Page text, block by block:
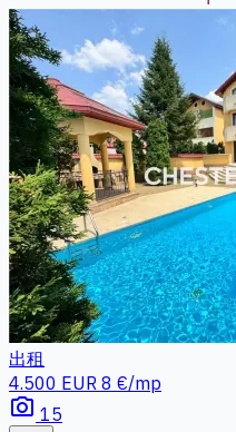
出租
4.500 EUR 8 €/mp
photo_camera 15